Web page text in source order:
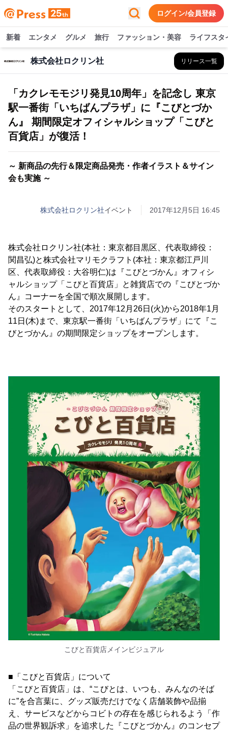
ログイン/会員登録
新着 エンタメ グルメ 旅行 ファッション・美容 ライフスタ
株式会社ロクリン社 リリース一覧
「カクレモモジリ発見10周年」を記念し 東京
駅一番街「いちばんプラザ」に『こびとづか
ん』 期間限定オフィシャルショップ「こびと
百貨店」が復活！
～ 新商品の先行＆限定商品発売・作者イラスト＆サイン
会も実施 ～
株式会社ロクリン社イベント 2017年12月5日 16:45
株式会社ロクリン社(本社：東京都目黒区、代表取締役：
関昌弘)と株式会社マリモクラフト(本社：東京都江戸川
区、代表取締役：大谷明仁)は『こびとづかん』オフィシ
ャルショップ「こびと百貨店」と雑貨店での『こびとづか
ん』コーナーを全国で順次展開します。
そのスタートとして、2017年12月26日(火)から2018年1月
11日(木)まで、東京駅一番街「いちばんプラザ」にて『こ
びとづかん』の期間限定ショップをオープンします。
こびと百貨店メインビジュアル
■「こびと百貨店」について
「こびと百貨店」は、“こびとは、いつも、みんなのそば
に”を合言葉に、グッズ販売だけでなく店舗装飾や品揃
え、サービスなどからコビトの存在を感じられるよう「作
品の世界観訴求」を追求した『こびとづかん』のコンセプ